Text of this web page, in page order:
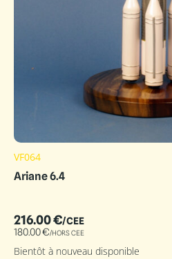
VF064
Ariane 6.4
216.00€/CEE
180.00€/HORS CEE
Bientôt à nouveau disponible